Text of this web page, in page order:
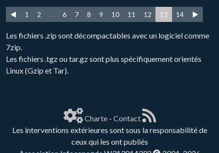
◄ 1 2 … 6 7 8 9 10 11 12 13 14 ►
Les fichiers .zip sont décompactables avec un logiciel comme
7zip.
Les fichiers .tgz ou tar.gz sont plus spécifiquement orientés
Linux (Gzip et Tar).
Charte- Contact
Les interventions extérieures sont sous la responsabilité de
ceux qui les ont publiés